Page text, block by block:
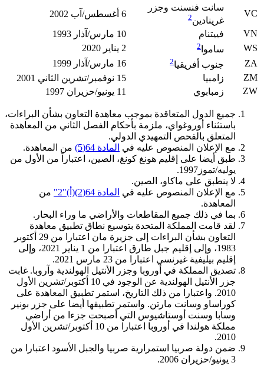
VC
سانت فنسنت وجزر
غرينادين2
6 أغسطس/آب 2002
VN
فييتنام
10 مارس/آذار 1993
WS
ساموا 2
2 يناير 2020
ZA
جنوب أفريقيا2
16 مارس/آذار 1999
ZM
زامبيا
15 نوفمبر/تشرين الثاني 2001
ZW
زمبابوي 11 يونيو/حزيران 1997
جميع الدول المتعاقدة بموجب معاهدة التعاون بشأن البراءات،
باستثناء أوروغواي، ملزمة بأحكام الفصل الثاني من المعاهدة
المتعلق بالفحص التمهيدي الدولي.
مع الإعلان المنصوص عليه في المادة 64(5)
من المعاهدة.
طبق أيضا على إقليم هونغ كونغ، الصين، اعتباراً من الأول من
يوليه/تموز1997.
لا ينطبق على ماكاو، الصين.
مع الإعلان المنصوص عليه في المادة 64(2)(أ)"2"
من
المعاهدة.
بما في ذلك جميع المقاطعات والأراضي ما وراء البحار.
لقد قامت المملكة المتحدة بتوسيع نطاق تطبيق معاهدة
التعاون بشأن البراءات إلى جزيرة مان اعتبارا من 29 أكتوبر
1983، وإلى إقليم جبل طارق اعتبارا من 1 يناير 2021، وإلى
إقليم بيليفية غيرنسي اعتبارا من 23 مارس 2021.
تصديق المملكة في أوروبا وجزر الأنتيل الهولندية وآروبا. غابت
جزر الأنتيل الهولندية عن الوجود في 10 أكتوبر/تشرين الأول
2010. واعتبارا من ذلك التاريخ، استمر تطبيق المعاهدة على
كوراساو وسانت مارتن. واستمر تطبيقها أيضا على جزر بونير
وسابا وسنت أوستاشيوس التي أصبحت جزءا من أراضي
مملكة هولندا في أوروبا اعتبارا من 10 أكتوبر/تشرين الأول
2010.
ضمن دولة صربيا استمرارية صربيا والجبل الأسود اعتبارا من
3 يونيو/حزيران 2006.